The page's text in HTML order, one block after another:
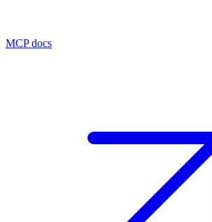
MCP docs